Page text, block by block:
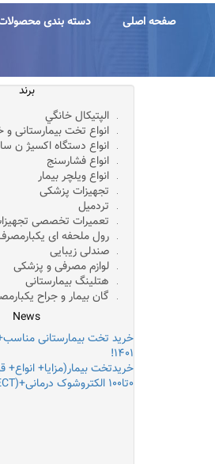
رفتن
صفحه اصلی دسته بندی
برند
الپتيکال خانگي
انواع تخت بیمارستانی و
انواع دستگاه اکسیژ ن
انواع فشارسنج
انواع ویلچر بیمار
تجهیزات پزشکی
تردمیل
تعمیرات تخصصی
رول ملحفه ای
صندلی زیبایی
لوازم مصرفی و پزشکی
هتلینگ بیمارستانی
گان بیمار و جراح
News
خرید تخت بیمارستانی
۱۴۰۱!
خریدتخت بیمار(مزایا+ انواع+
۰تا۱۰۰ الکتروشوک درمانی+(ECT) چیست؟